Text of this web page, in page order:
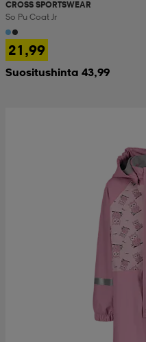
CROSS SPORTSWEAR
So Pu Coat Jr
21,99
Suositushinta 43,99